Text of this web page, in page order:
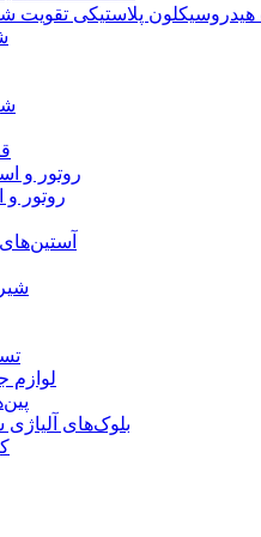
پلاستیکی تقویت
روتور و
روتور و
لوازم
بلوک‌های